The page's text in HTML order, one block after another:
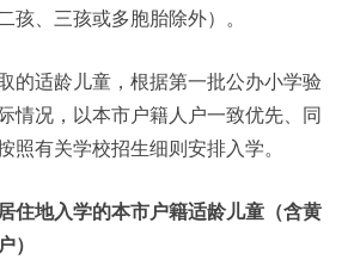
孩、三孩或多胞胎除外）。
适龄儿童，根据第一批公办小学验
情况，以本市户籍人户一致优先、同
照有关学校招生细则安排入学。
地入学的本市户籍适龄儿童（含黄
）